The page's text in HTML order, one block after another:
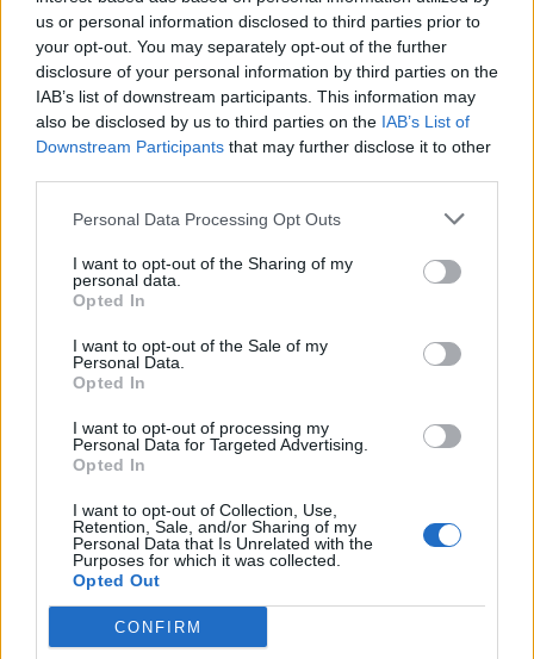
us or personal information disclosed to third parties prior to
your opt-out. You may separately opt-out of the further
disclosure of your personal information by third parties on the
IAB’s list of downstream participants. This information may
also be disclosed by us to third parties on the IAB’s List of
Downstream Participants that may further disclose it to other
Personal Data Processing Opt Outs
I want to opt-out of the Sharing of my
personal data.
Opted In
I want to opt-out of the Sale of my
Personal Data.
Opted In
I want to opt-out of processing my
Personal Data for Targeted Advertising.
Opted In
I want to opt-out of Collection, Use,
Retention, Sale, and/or Sharing of my
Personal Data that Is Unrelated with the
Purposes for which it was collected.
Opted Out
CONFIRM
Música Relacionada
Inuyasha
Naruto
Lady Gaga